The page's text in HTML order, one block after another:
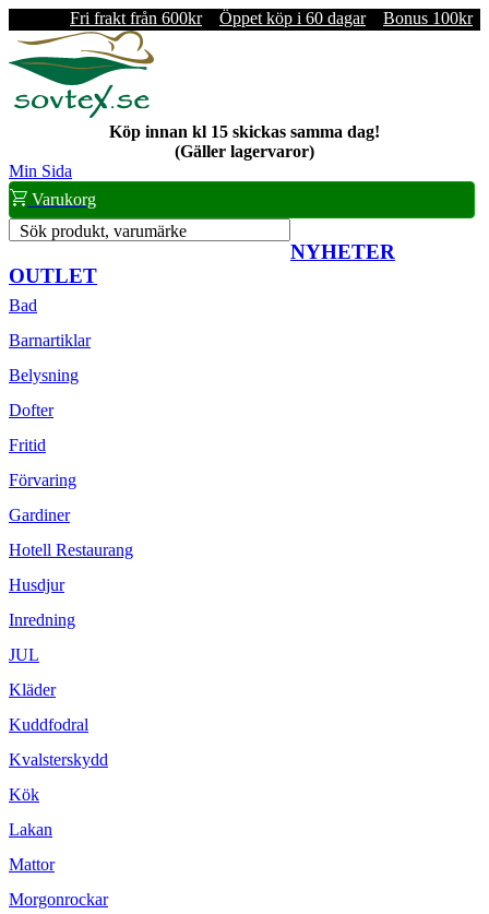
Fri frakt från 600kr Öppet köp i 60 dagar Bonus 100kr
Köp innan kl 15 skickas samma dag!
(Gäller lagervaror)
Min Sida
Varukorg
Sök produkt, varumärke
NYHETER
OUTLET
Bad
Barnartiklar
Belysning
Dofter
Fritid
Förvaring
Gardiner
Hotell Restaurang
Husdjur
Inredning
JUL
Kläder
Kuddfodral
Kvalsterskydd
Kök
Lakan
Mattor
Morgonrockar